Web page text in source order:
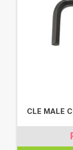
CLE MALE